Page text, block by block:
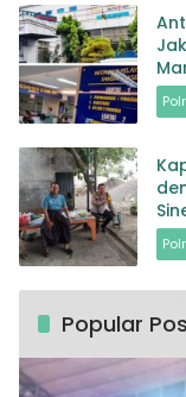
Popular